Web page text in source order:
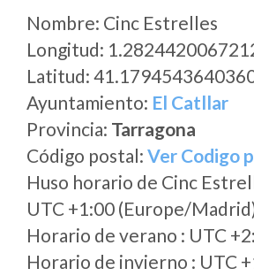
Nombre: Cinc Estrelles
Longitud:
Latitud:
Ayuntamiento: El Catllar
Provincia: Tarragona
Código postal: Ver Codigo
Huso horario de Cinc
UTC +1:00 (Europe/
Horario de verano : UTC
Horario de invierno : UTC